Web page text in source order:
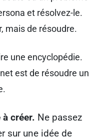
et résolvez-le.
mais de résoudre.
une encyclopédie.
est de résoudre un
créer. Ne passez
sur une idée de